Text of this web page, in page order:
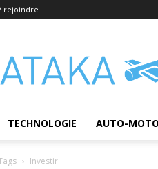
rejoindre
TECHNOLOGIE AUTO-MOTO
Investir